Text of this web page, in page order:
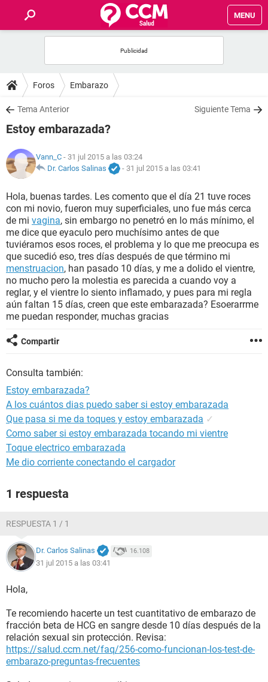
MENU
FOROS
SALUD
FAMILIA
NUTRICIÓN
BIENESTAR
SEXUALIDAD
GLOSARIO
Foros Embarazo
Tema Anterior Siguiente Tema
Estoy embarazada?
Vann_C - 31 jul 2015 a las 03:24
Dr. Carlos Salinas
- 31 jul 2015 a las 03:41
Hola, buenas tardes. Les comento que el día 21 tuve roces
con mi novio, fueron muy superficiales, uno fue más cerca
de mi vagina, sin embargo no penetró en lo más mínimo, el
me dice que eyaculo pero muchísimo antes de que
tuviéramos esos roces, el problema y lo que me preocupa es
que sucedió eso, tres días después de que término mi
menstruacion, han pasado 10 días, y me a dolido el vientre,
no mucho pero la molestia es parecida a cuando voy a
reglar, y el vientre lo siento inflamado, y pues para mi regla
aún faltan 15 días, creen que este embarazada? Esoerarrme
me puedan responder, muchas gracias
Compartir
Consulta también:
Estoy embarazada?
A los cuántos dias puedo saber si estoy embarazada
Que pasa si me da toques y estoy embarazada ✓
Como saber si estoy embarazada tocando mi vientre
Toque electrico embarazada
Me dio corriente conectando el cargador
1 respuesta
RESPUESTA 1 / 1
Dr. Carlos Salinas 16.108
31 jul 2015 a las 03:41
Hola,
Te recomiendo hacerte un test cuantitativo de embarazo de
fracción beta de HCG en sangre desde 10 días después de la
relación sexual sin protección. Revisa:
https://salud.ccm.net/faq/256-como-funcionan-los-test-de-
embarazo-preguntas-frecuentes